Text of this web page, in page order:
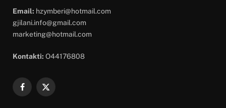
Email: hzymberi@hotmail.com
gjilani.info@gmail.com
marketing@hotmail.com
Kontakti: O44176808
Facebook
X